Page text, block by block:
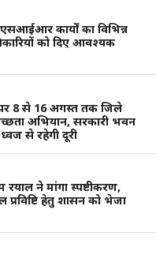
कार्यों का विभिन्न
को दिए आवश्यक
पर 8 से 16 अगस्त तक जिले
अभियान, सरकारी भवन
से रहेगी दूरी
रयाल ने मांगा स्पष्टीकरण,
प्रविष्टि हेतु शासन को भेजा